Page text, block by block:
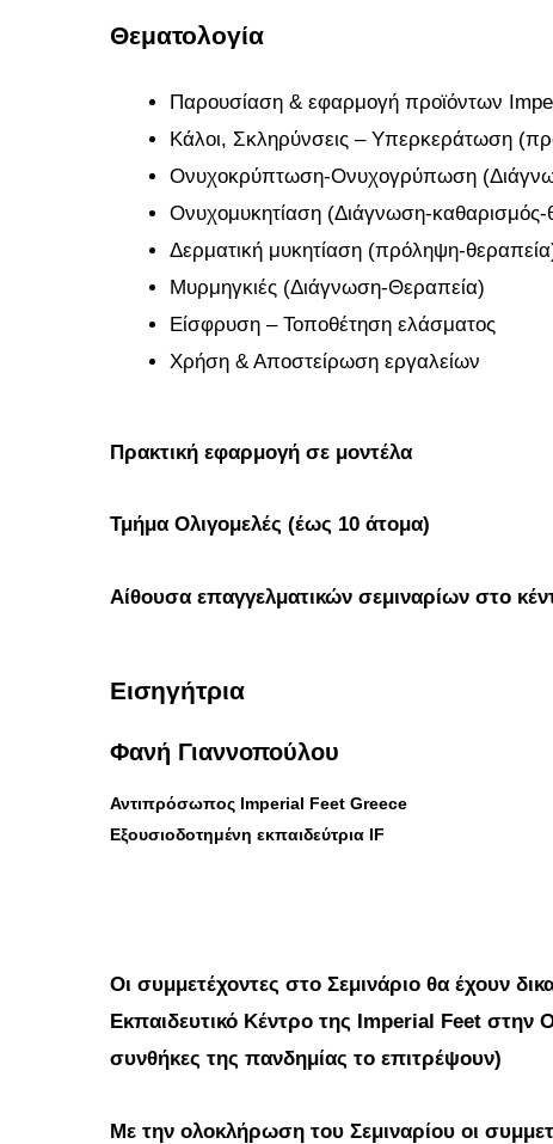
Θεματολογία
Παρουσίαση & εφαρμογή προϊόντων
Κάλοι, Σκληρύνσεις – Υπερκεράτωση
Ονυχοκρύπτωση-Ονυχογρύπωση
Ονυχομυκητίαση (Διάγνωση-καθαρισμός-
Δερματική μυκητίαση (πρόληψη-
Μυρμηγκιές (Διάγνωση-Θεραπεία)
Είσφρυση – Τοποθέτηση ελάσματος
Χρήση & Αποστείρωση εργαλείων
Πρακτική εφαρμογή σε μοντέλα
Τμήμα Ολιγομελές (έως 10 άτομα)
Αίθουσα επαγγελματικών σεμιναρίων στο
Εισηγήτρια
Φανή Γιαννοπούλου
Αντιπρόσωπος Imperial Feet Greece
Εξουσιοδοτημένη εκπαιδεύτρια IF
Οι συμμετέχοντες στο Σεμινάριο θα έχουν
Εκπαιδευτικό Κέντρο της Imperial Feet στην
συνθήκες της πανδημίας το επιτρέψουν)
Με την ολοκλήρωση του Σεμιναρίου οι